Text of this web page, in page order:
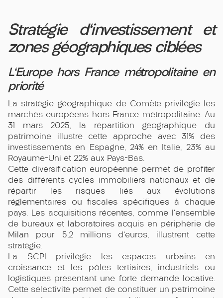
Stratégie d'investissement et
zones géographiques ciblées
L'Europe hors France métropolitaine en
priorité
La stratégie géographique de Comète privilégie les
marchés européens hors France métropolitaine. Au
31 mars 2025, la répartition géographique du
patrimoine illustre cette approche avec 31% des
investissements en Espagne, 24% en Italie, 23% au
Royaume-Uni et 22% aux Pays-Bas.
Cette diversification européenne permet de profiter
des différents cycles immobiliers nationaux et de
répartir les risques liés aux évolutions
réglementaires ou fiscales spécifiques à chaque
pays. Les acquisitions récentes, comme l'ensemble
de bureaux et laboratoires acquis en périphérie de
Milan pour 5,2 millions d'euros, illustrent cette
stratégie.
La SCPI privilégie les espaces urbains en
croissance et les pôles tertiaires, industriels ou
logistiques présentant une forte demande locative.
Cette sélectivité permet de constituer un patrimoine